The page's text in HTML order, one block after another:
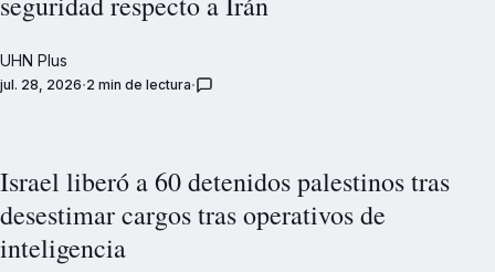
UHN Plus
jul. 28, 2026 2 min de lectura
Israel liberó a 60 detenidos palestinos tras
desestimar cargos tras operativos de
inteligencia